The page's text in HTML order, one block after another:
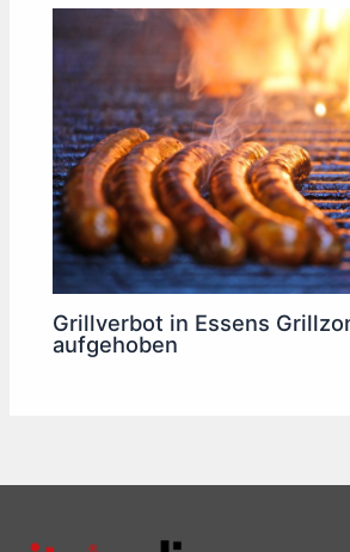
Grillverbot in Essens
aufgehoben